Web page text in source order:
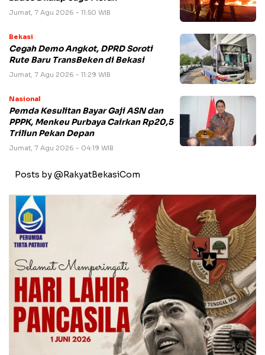
Jumat, 7 Agu 2026 - 11:50 WIB
Bekasi
Cegah Demo Angkot, DPRD Soroti
Rute Baru TransBeken di Bekasi
Jumat, 7 Agu 2026 - 11:29 WIB
Nasional
Pemda Kesulitan Bayar Gaji ASN dan
PPPK, Menkeu Purbaya Cairkan Rp20,5
Triliun Pekan Depan
Jumat, 7 Agu 2026 - 04:19 WIB
Posts by @RakyatBekasiCom